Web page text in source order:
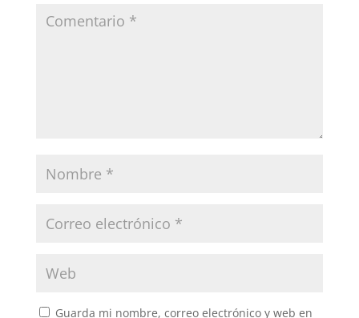
Guarda mi nombre, correo electrónico y web en